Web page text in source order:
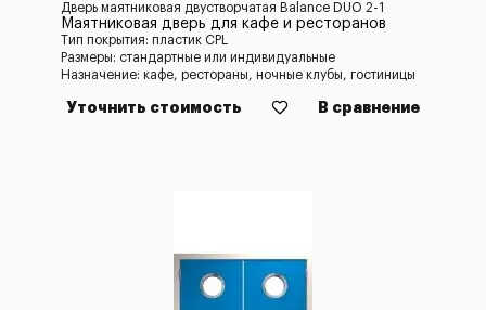
Дверь маятниковая двустворчатая Balance DUO 2-1
Маятниковая дверь для кафе и ресторанов
Тип покрытия: пластик CPL
Размеры: стандартные или индивидуальные
Назначение: кафе, рестораны, ночные клубы, гостиницы
Уточнить стоимость В сравнение